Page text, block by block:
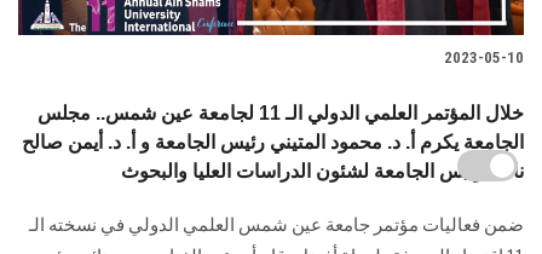
2023-05-10
خلال المؤتمر العلمي الدولي الـ 11 لجامعة عين شمس.. مجلس
الجامعة يكرم أ. د. محمود المتيني رئيس الجامعة و أ. د. أيمن صالح
نائب رئيس الجامعة لشئون الدراسات العليا والبحوث
ضمن فعاليات مؤتمر جامعة عين شمس العلمي الدولي في نسخته الـ